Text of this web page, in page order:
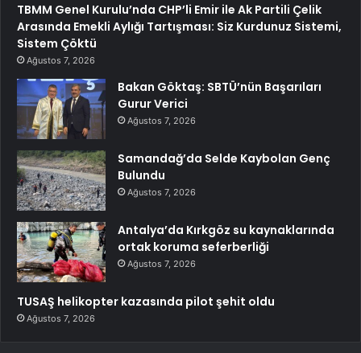
TBMM Genel Kurulu’nda CHP’li Emir ile Ak Partili Çelik
Arasında Emekli Aylığı Tartışması: Siz Kurdunuz Sistemi,
Sistem Çöktü
Ağustos 7, 2026
Bakan Göktaş: SBTÜ’nün Başarıları
Gurur Verici
Ağustos 7, 2026
Samandağ’da Selde Kaybolan Genç
Bulundu
Ağustos 7, 2026
Antalya’da Kırkgöz su kaynaklarında
ortak koruma seferberliği
Ağustos 7, 2026
TUSAŞ helikopter kazasında pilot şehit oldu
Ağustos 7, 2026